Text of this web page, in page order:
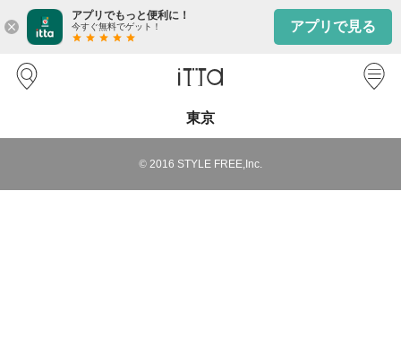
close
アプリでもっと便利に！
今すぐ無料でゲット！
star star star star star
アプリで見る
東京
© 2016 STYLE FREE,Inc.